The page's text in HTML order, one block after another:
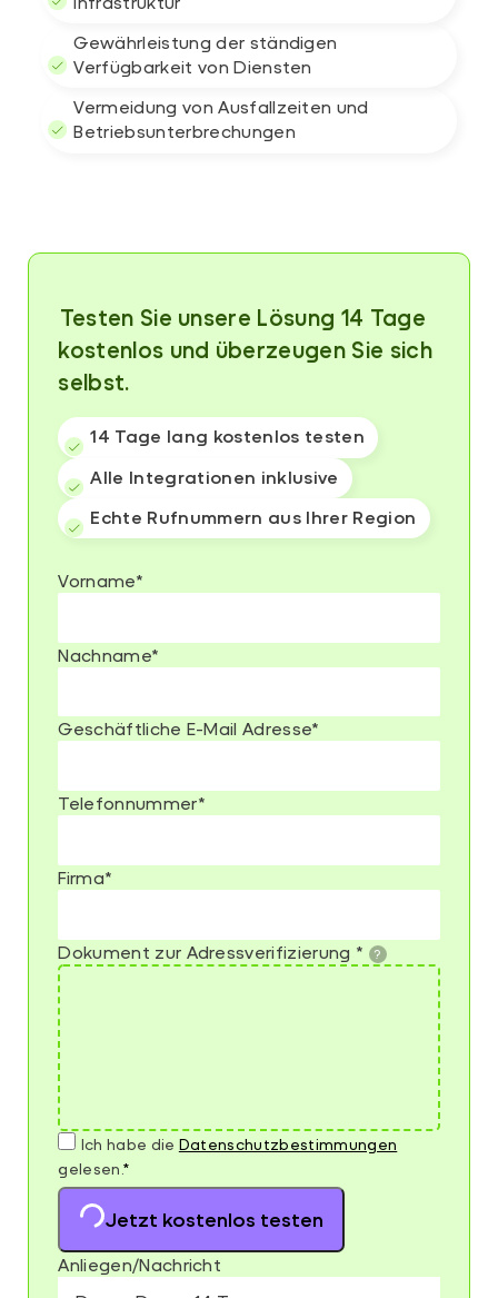
Gewährleistung der ständigen
Verfügbarkeit von Diensten
Vermeidung von Ausfallzeiten und
Betriebsunterbrechungen
⁨⁨⁨⁨Testen Sie unsere Lösung 14 Tage
kostenlos und überzeugen Sie sich
selbst.
14 Tage lang kostenlos testen
Alle Integrationen inklusive
Echte Rufnummern aus Ihrer Region
Vorname*
Nachname*
Geschäftliche E-Mail Adresse*
Telefonnummer*
Firma*
Dokument zur Adressverifizierung *
Ich habe die Datenschutz­bestimmungen
gelesen. *
Jetzt kostenlos testen
Anliegen/Nachricht